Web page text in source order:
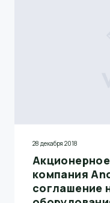
28 декабря 2018
компания
соглашение